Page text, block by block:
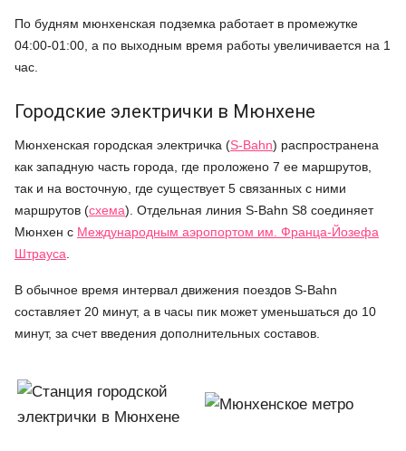
По будням мюнхенская подземка работает в промежутке
04:00-01:00, а по выходным время работы увеличивается на 1
час.
Городские электрички в Мюнхене
Мюнхенская городская электричка (S-Bahn) распространена
как западную часть города, где проложено 7 ее маршрутов,
так и на восточную, где существует 5 связанных с ними
маршрутов (схема). Отдельная линия S-Bahn S8 соединяет
Мюнхен с Международным аэропортом им. Франца-Йозефа
Штрауса
В обычное время интервал движения поездов S-Bahn
составляет 20 минут, а в часы пик может уменьшаться до 10
минут, за счет введения дополнительных составов.